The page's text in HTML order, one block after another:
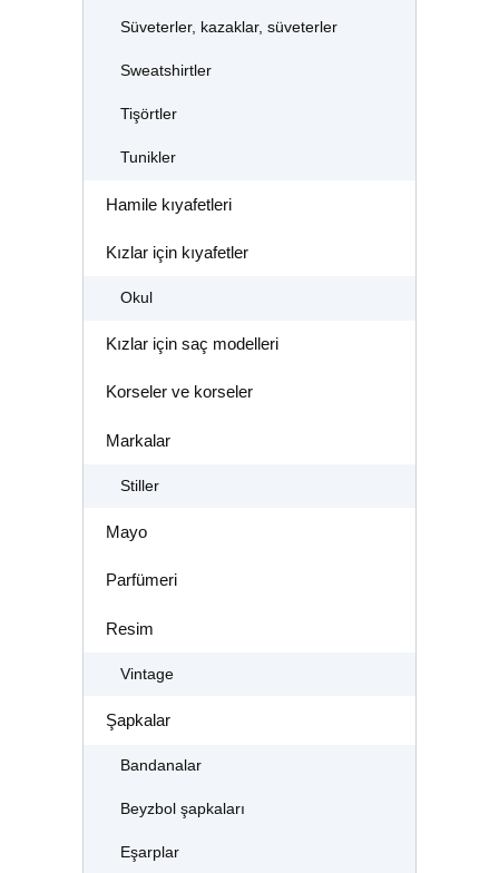
Süveterler, kazaklar, süveterler
Sweatshirtler
Tişörtler
Tunikler
Hamile kıyafetleri
Kızlar için kıyafetler
Okul
Kızlar için saç modelleri
Korseler ve korseler
Markalar
Stiller
Mayo
Parfümeri
Resim
Vintage
Şapkalar
Bandanalar
Beyzbol şapkaları
Eşarplar